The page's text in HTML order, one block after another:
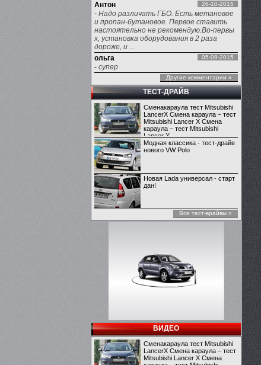
Антон
26-10-2015
- Надо различать ГБО. Есть метановое
и пропан-бутановое. Первое ставить
настоятельно не рекомендую.Во-первы
х, установка оборудования в 2 раза
дороже, и ...
ольга
05-09-2015
- супер
Другие комментарии »
ТЕСТ-ДРАЙВ
Сменакараула тест Mitsubishi
LancerX Смена караула – тест
Mitsubishi Lancer X Смена
караула – тест Mitsubishi
Lancer X
Модная классика - тест-драйв
нового VW Polo
Новая Lada универсал - старт
дан!
Все тест-врайвы »
ВИДЕО
Сменакараула тест Mitsubishi
LancerX Смена караула – тест
Mitsubishi Lancer X Смена